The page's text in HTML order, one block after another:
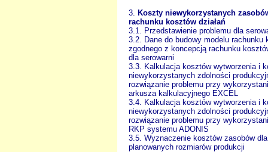
3.
Koszty niewykorzystanych
rachunku kosztów działań
3.1. Przedstawienie problemu dla
3.2. Dane do budowy modelu rachunku
zgodnego z koncepcją rachunku
dla serowarni
3.3. Kalkulacja kosztów wytworzenia i
niewykorzystanych zdolności
rozwiązanie problemu przy
arkusza kalkulacyjnego EXCEL
3.4. Kalkulacja kosztów wytworzenia i
niewykorzystanych zdolności
rozwiązanie problemu przy
RKP systemu ADONIS
3.5. Wyznaczenie kosztów zasobów dla
planowanych rozmiarów produkcji